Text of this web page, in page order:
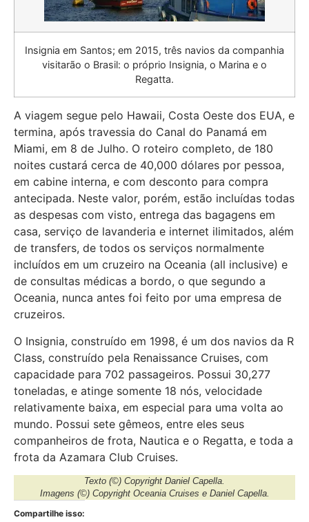
Insignia em Santos; em 2015, três navios da companhia
visitarão o Brasil: o próprio Insignia, o Marina e o
Regatta.
A viagem segue pelo Hawaii, Costa Oeste dos EUA, e
termina, após travessia do Canal do Panamá em
Miami, em 8 de Julho. O roteiro completo, de 180
noites custará cerca de 40,000 dólares por pessoa,
em cabine interna, e com desconto para compra
antecipada. Neste valor, porém, estão incluídas todas
as despesas com visto, entrega das bagagens em
casa, serviço de lavanderia e internet ilimitados, além
de transfers, de todos os serviços normalmente
incluídos em um cruzeiro na Oceania (all inclusive) e
de consultas médicas a bordo, o que segundo a
Oceania, nunca antes foi feito por uma empresa de
cruzeiros.
O Insignia, construído em 1998, é um dos navios da R
Class, construído pela Renaissance Cruises, com
capacidade para 702 passageiros. Possui 30,277
toneladas, e atinge somente 18 nós, velocidade
relativamente baixa, em especial para uma volta ao
mundo. Possui sete gêmeos, entre eles seus
companheiros de frota, Nautica e o Regatta, e toda a
frota da Azamara Club Cruises.
Texto (©) Copyright Daniel Capella.
Imagens (©) Copyright Oceania Cruises e Daniel Capella.
Compartilhe isso: